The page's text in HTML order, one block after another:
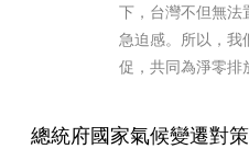
下，台灣不但無法
急迫感。所以，我
促，共同為淨零排
總統府國家氣候變遷對